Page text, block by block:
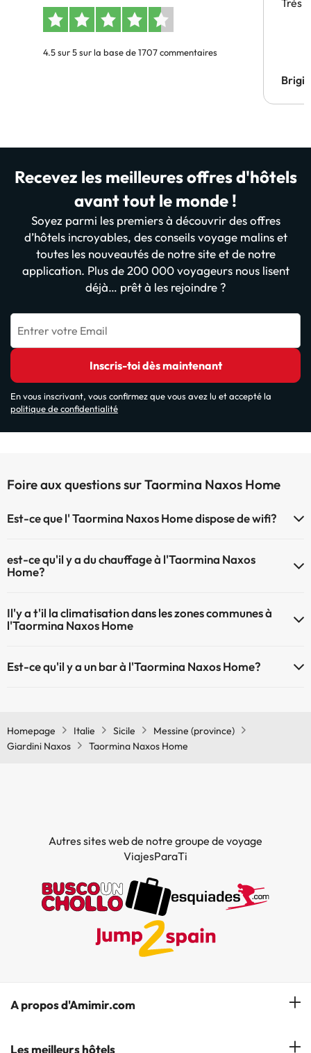
4.5 sur 5 sur la base de 1707 commentaires
Très
Recevez les meilleures offres d'hôtels
avant tout le monde !
Soyez parmi les premiers à découvrir des offres
d’hôtels incroyables, des conseils voyage malins et
toutes les nouveautés de notre site et de notre
application. Plus de 200 000 voyageurs nous lisent
déjà… prêt à les rejoindre ?
Entrer votre Email
Inscris-toi dès maintenant
En vous inscrivant, vous confirmez que vous avez lu et accepté la
politique de confidentialité
Foire aux questions sur Taormina Naxos Home
Est-ce que l' Taormina Naxos Home dispose de wifi?
est-ce qu'il y a du chauffage à l'Taormina Naxos
Home?
communes
Il'y a t'il la climatisation dans les zones communes à
l'Taormina Naxos Home
Home
Est-ce qu'il y a un bar à l'Taormina Naxos Home?
Homepage Italie Sicile
Messine (province)
Giardini Naxos
Taormina Naxos Home
Autres sites web de notre groupe de voyage
ViajesParaTi
A propos d'Amimir.com
Notre équipe
Les meilleurs hôtels